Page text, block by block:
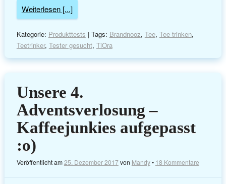
Weiterlesen [...]
Kategorie: Produkttests | Tags: Brandnooz, Tee, Tee trinken,
Teetrinker, Tester gesucht, TiOra
Unsere 4.
Adventsverlosung –
Kaffeejunkies aufgepasst
:o)
Veröffentlicht am25. Dezember 2017von Mandy• 18 Kommentare